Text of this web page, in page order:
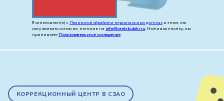
Я ознакомлен(а) с Политикой обработки персональных данных и знаю, что
могу отозвать согласие, написав на info@centrkubiki.ru. Нажимая кнопку, вы
принимаете Пользовательское соглашение.
КОРРЕКЦИОННЫЙ ЦЕНТР В СЗАО